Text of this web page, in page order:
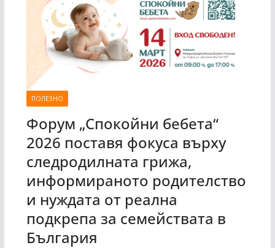
ПОЛЕЗНО
Форум „Спокойни бебета“
2026 поставя фокуса върху
следродилната грижа,
информираното родителство
и нуждата от реална
подкрепа за семействата в
България